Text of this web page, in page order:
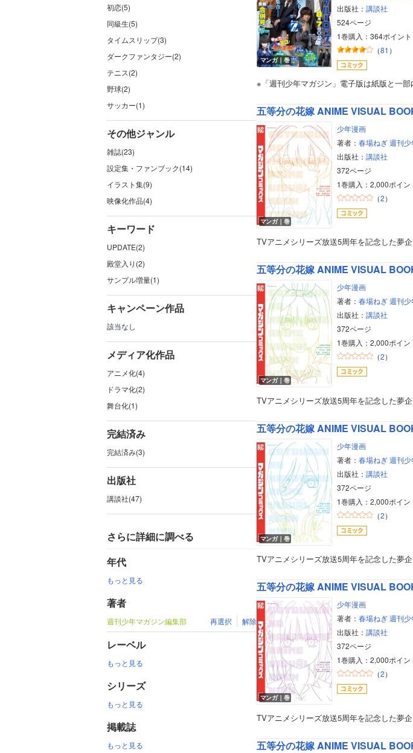
初恋(5)
同級生(5)
タイムスリップ(3)
ダークファンタジー(2)
テニス(2)
野球(2)
サッカー(1)
その他ジャンル
雑誌(23)
設定集・ファンブック(14)
イラスト集(9)
映像化作品(4)
キーワード
UPDATE(2)
殿堂入り(2)
サンプル増量(1)
キャンペーン作品
該当なし
メディア化作品
アニメ化(4)
ドラマ化(2)
舞台化(1)
完結済み
完結済み(3)
出版社
講談社(47)
さらに詳細に調べる
年代
もっと見る
著者
週刊少年マガジン編集部 再選択 解除
レーベル
もっと見る
シリーズ
もっと見る
掲載誌
もっと見る
マンガ｜巻
出版社： 講談社
524ページ
1巻購入：364ポイント
（81 ）
※「週刊少年マガジン」電子版は紙版と一
五等分の花嫁 ANIME VISUAL
マンガ｜巻
少年漫画
著者： 春場ねぎ 週刊
出版社： 講談社
372ページ
1巻購入：2,000ポイン
（2）
TVアニメシリーズ放送5周年を記念した
五等分の花嫁 ANIME VISUAL
マンガ｜巻
少年漫画
著者： 春場ねぎ 週刊
出版社： 講談社
372ページ
1巻購入：2,000ポイン
（2）
TVアニメシリーズ放送5周年を記念した夢
五等分の花嫁 ANIME VISUAL
マンガ｜巻
少年漫画
著者： 春場ねぎ 週刊
出版社： 講談社
372ページ
1巻購入：2,000ポイン
（2）
TVアニメシリーズ放送5周年を記念した夢
五等分の花嫁 ANIME VISUAL
マンガ｜巻
少年漫画
著者： 春場ねぎ 週刊
出版社： 講談社
372ページ
1巻購入：2,000ポイン
（2）
TVアニメシリーズ放送5周年を記念した
五等分の花嫁 ANIME VISUAL